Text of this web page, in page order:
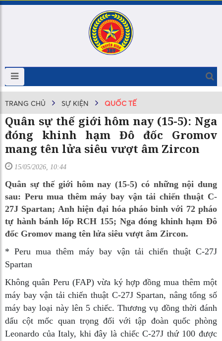
TRANG CHỦ SỰ KIỆN QUỐC TẾ
Quân sự thế giới hôm nay (15-5): Nga
đóng khinh hạm Đô đốc Gromov
mang tên lửa siêu vượt âm Zircon
15/05/2026, 10:44
Quân sự thế giới hôm nay (15-5) có những nội dung
sau: Peru mua thêm máy bay vận tải chiến thuật C-
27J Spartan; Anh hiện đại hóa pháo binh với 72 pháo
tự hành bánh lốp RCH 155; Nga đóng khinh hạm Đô
đốc Gromov mang tên lửa siêu vượt âm Zircon.
* Peru mua thêm máy bay vận tải chiến thuật C-27J
Spartan
Không quân Peru (FAP) vừa ký hợp đồng mua thêm một
máy bay vận tải chiến thuật C-27J Spartan, nâng tổng số
máy bay loại này lên 5 chiếc. Thương vụ đồng thời đánh
dấu cột mốc quan trọng đối với tập đoàn quốc phòng
Leonardo của Italy, khi đây là chiếc C-27J thứ 100 được